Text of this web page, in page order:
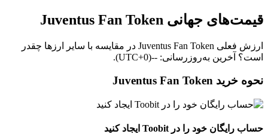
قیمت‌های جهانی Juventus Fan Token
ارزش فعلی Juventus Fan Token در مقایسه با سایر ارزها چقدر
است؟ آخرین به‌روزرسانی: --(UTC+0).
نحوه خرید Juventus Fan Token
حساب رایگان خود را در Toobit ایجاد کنید